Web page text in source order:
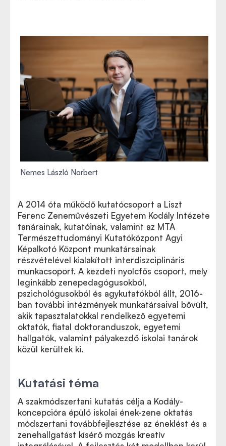
Nemes László Norbert
A 2014 óta működő kutatócsoport a Liszt
Ferenc Zeneművészeti Egyetem Kodály Intézete
tanárainak, kutatóinak, valamint az MTA
Természettudományi Kutatóközpont Agyi
Képalkotó Központ munkatársainak
részvételével kialakított interdiszciplináris
munkacsoport. A kezdeti nyolcfős csoport, mely
leginkább zenepedagógusokból,
pszichológusokból és agykutatókból állt, 2016-
ban további intézmények munkatársaival bővült,
akik tapasztalatokkal rendelkező egyetemi
oktatók, fiatal doktoranduszok, egyetemi
hallgatók, valamint pályakezdő iskolai tanárok
közül kerültek ki.
Kutatási téma
A szakmódszertani kutatás célja a Kodály-
koncepcióra épülő iskolai ének-zene oktatás
módszertani továbbfejlesztése az éneklést és a
zenehallgatást kísérő mozgás kreatív